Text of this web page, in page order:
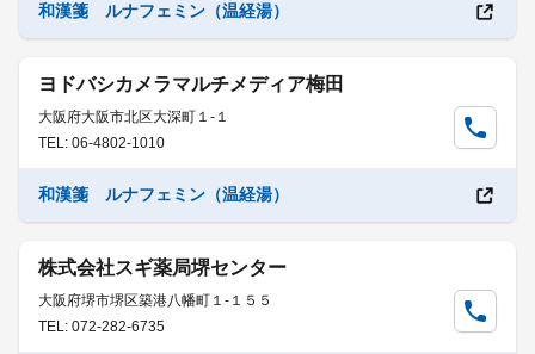
和漢箋 ルナフェミン（温経湯）
ヨドバシカメラマルチメディア梅田
大阪府大阪市北区大深町１-１
TEL: 06-4802-1010
和漢箋 ルナフェミン（温経湯）
株式会社スギ薬局堺センター
大阪府堺市堺区築港八幡町１-１５５
TEL: 072-282-6735